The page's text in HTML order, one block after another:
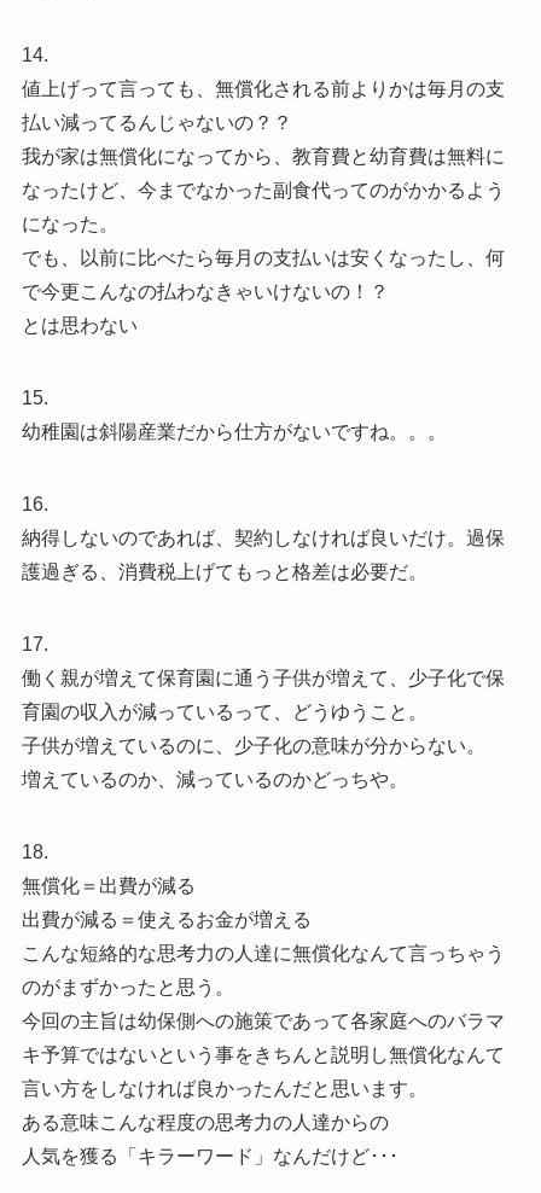
14.
値上げって言っても、無償化される前よりかは毎月の支
払い減ってるんじゃないの？？
我が家は無償化になってから、教育費と幼育費は無料に
なったけど、今までなかった副食代ってのがかかるよう
になった。
でも、以前に比べたら毎月の支払いは安くなったし、何
で今更こんなの払わなきゃいけないの！？
とは思わない
15.
幼稚園は斜陽産業だから仕方がないですね。。。
16.
納得しないのであれば、契約しなければ良いだけ。過保
護過ぎる、消費税上げてもっと格差は必要だ。
17.
働く親が増えて保育園に通う子供が増えて、少子化で保
育園の収入が減っているって、どうゆうこと。
子供が増えているのに、少子化の意味が分からない。
増えているのか、減っているのかどっちや。
18.
無償化＝出費が減る
出費が減る＝使えるお金が増える
こんな短絡的な思考力の人達に無償化なんて言っちゃう
のがまずかったと思う。
今回の主旨は幼保側への施策であって各家庭へのバラマ
キ予算ではないという事をきちんと説明し無償化なんて
言い方をしなければ良かったんだと思います。
ある意味こんな程度の思考力の人達からの
人気を獲る「キラーワード」なんだけど･･･